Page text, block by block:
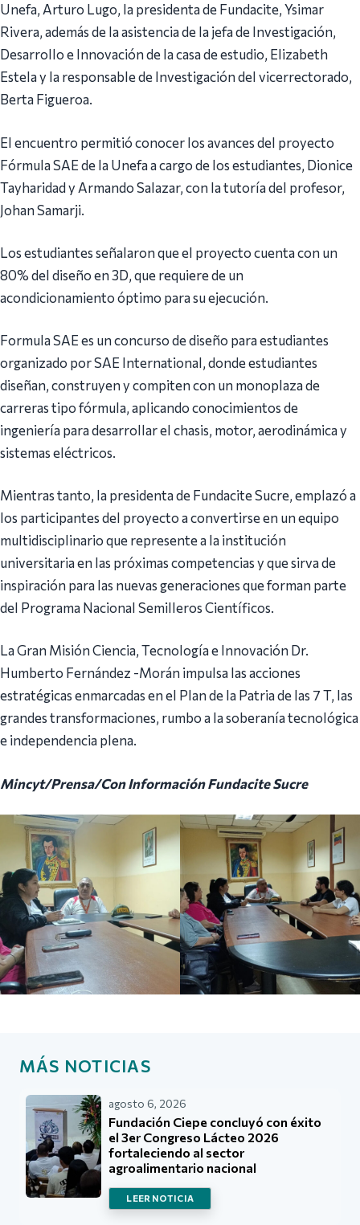
Unefa, Arturo Lugo, la presidenta de Fundacite, Ysimar
Rivera, además de la asistencia de la jefa de Investigación,
Desarrollo e Innovación de la casa de estudio, Elizabeth
Estela y la responsable de Investigación del vicerrectorado,
Berta Figueroa.
El encuentro permitió conocer los avances del proyecto
Fórmula SAE de la Unefa a cargo de los estudiantes, Dionice
Tayharidad y Armando Salazar, con la tutoría del profesor,
Johan Samarji.
Los estudiantes señalaron que el proyecto cuenta con un
80% del diseño en 3D, que requiere de un
acondicionamiento óptimo para su ejecución.
Formula SAE es un concurso de diseño para estudiantes
organizado por SAE International, donde estudiantes
diseñan, construyen y compiten con un monoplaza de
carreras tipo fórmula, aplicando conocimientos de
ingeniería para desarrollar el chasis, motor, aerodinámica y
sistemas eléctricos.
Mientras tanto, la presidenta de Fundacite Sucre, emplazó a
los participantes del proyecto a convertirse en un equipo
multidisciplinario que represente a la institución
universitaria en las próximas competencias y que sirva de
inspiración para las nuevas generaciones que forman parte
del Programa Nacional Semilleros Científicos.
La Gran Misión Ciencia, Tecnología e Innovación Dr.
Humberto Fernández -Morán impulsa las acciones
estratégicas enmarcadas en el Plan de la Patria de las 7 T, las
grandes transformaciones, rumbo a la soberanía tecnológica
e independencia plena.
Mincyt/Prensa/Con Información Fundacite Sucre
MÁS NOTICIAS
agosto 6, 2026
Fundación Ciepe concluyó con éxito
el 3er Congreso Lácteo 2026
fortaleciendo al sector
agroalimentario nacional
LEER NOTICIA